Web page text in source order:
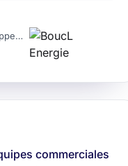
Cheffe de projets Développement
commerciales